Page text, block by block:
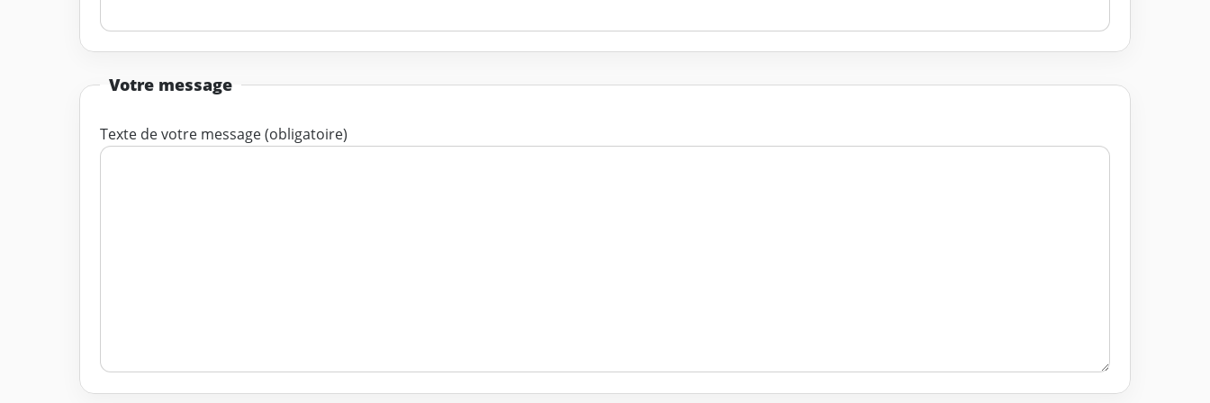
Votre message
Texte de votre message (obligatoire)